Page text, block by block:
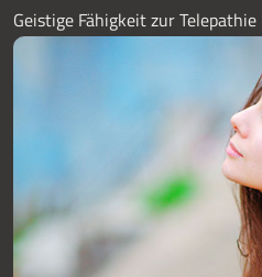
Geistige Fähigkeit zur